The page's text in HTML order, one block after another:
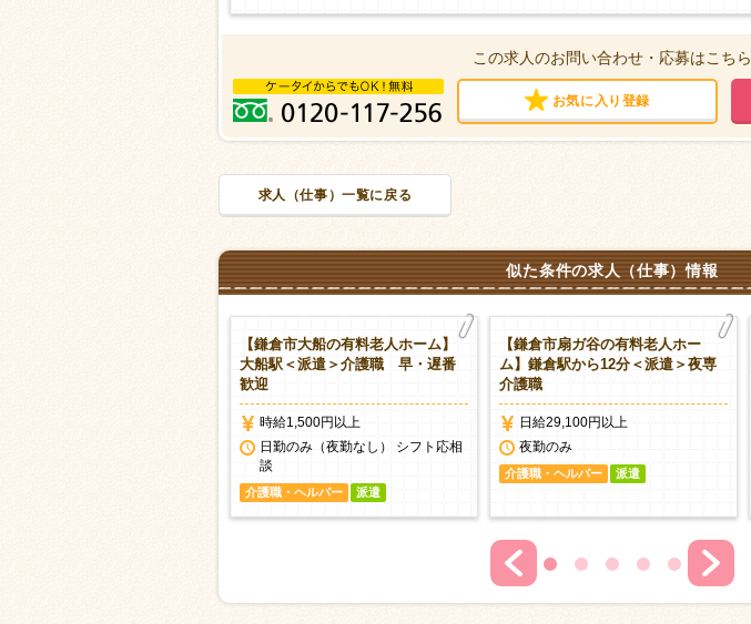
この求人のお問い合わせ・応募はこちら
お気に入り登録
求人（仕事）一覧に戻る
似た条件の求人（仕事）情報
【鎌倉市大船の有料老人ホーム】
大船駅＜派遣＞介護職 早・遅番
歓迎
時給1,500円以上
日勤のみ（夜勤なし） シフト応相
談
介護職・ヘルパー 派遣
【鎌倉市扇ガ谷の有料老人ホー
ム】鎌倉駅から12分＜派遣＞夜専
介護職
日給29,100円以上
夜勤のみ
介護職・ヘルパー 派遣